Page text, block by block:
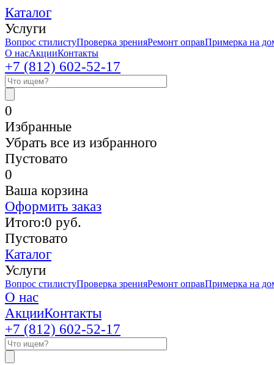
Каталог
Услуги
Вопрос стилистуПроверка зренияРемонт оправПримерка на
О насАкцииКонтакты
+7 (812) 602-52-17
0
Избранные
Убрать все из избранного
Пустовато
0
Ваша корзина
Оформить заказ
Итого:0 руб.
Пустовато
Каталог
Услуги
Вопрос стилистуПроверка зренияРемонт оправПримерка на
О нас
АкцииКонтакты
+7 (812) 602-52-17